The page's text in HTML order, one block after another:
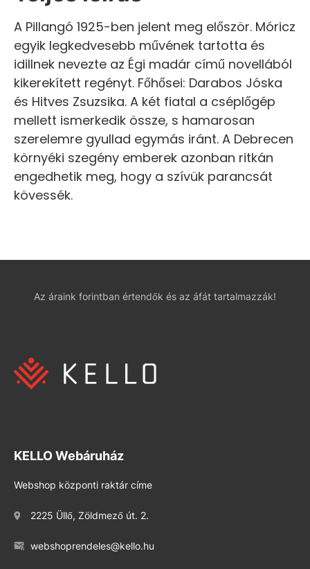
A Pillangó 1925-ben jelent meg először. Móricz
egyik legkedvesebb művének tartotta és
idillnek nevezte az Égi madár című novellából
kikerekített regényt. Főhősei: Darabos Jóska
és Hitves Zsuzsika. A két fiatal a cséplőgép
mellett ismerkedik össze, s hamarosan
szerelemre gyullad egymás iránt. A Debrecen
környéki szegény emberek azonban ritkán
engedhetik meg, hogy a szívük parancsát
kövessék.
Az áraink forintban értendők és az áfát tartalmazzák!
KELLO Webáruház
Webshop központi raktár címe
2225 Üllő, Zöldmező út. 2.
webshoprendeles@kello.hu